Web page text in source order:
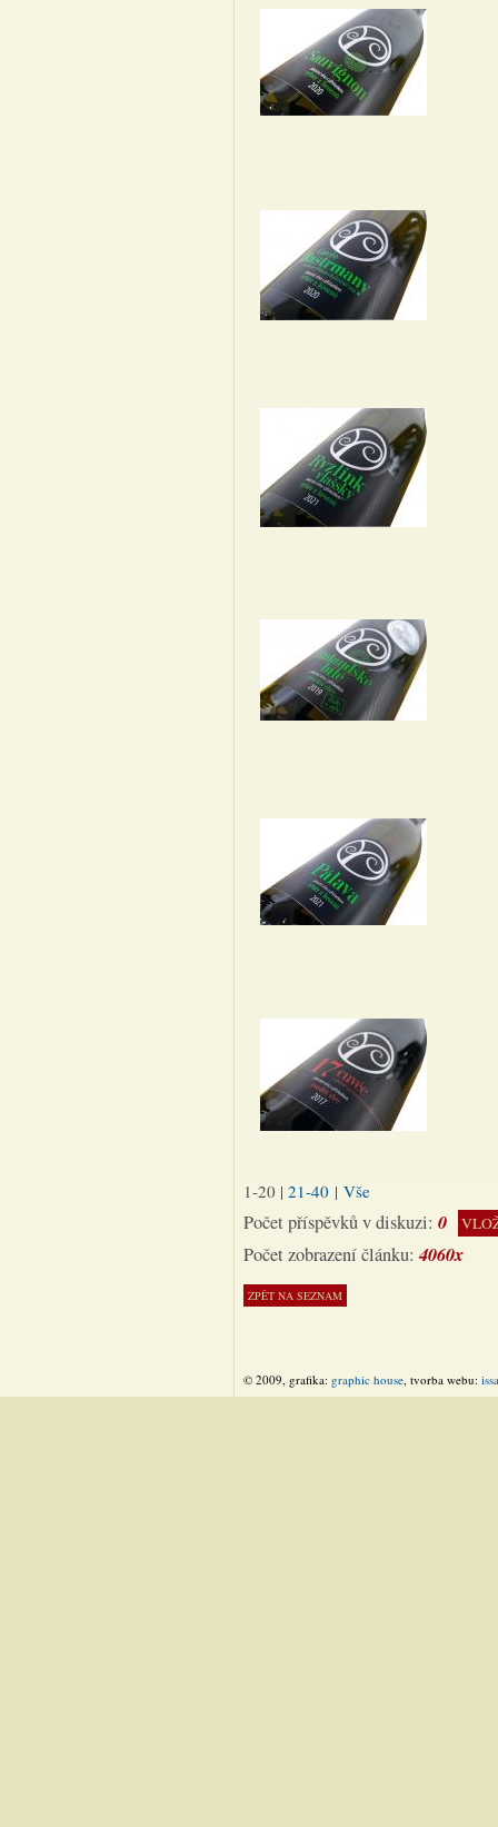
1-20 | 21-40 | Vše
Počet příspěvků v diskuzi: 0
Počet zobrazení článku:4060x
© 2009, grafika: graphic house, tvorba webu: